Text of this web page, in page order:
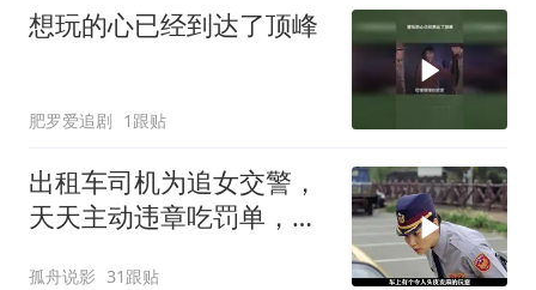
想玩的心已经到达了顶峰
肥罗爱追剧 1跟贴
出租车司机为追女交警，
天天主动违章吃罚单，这
孤舟说影 31跟贴